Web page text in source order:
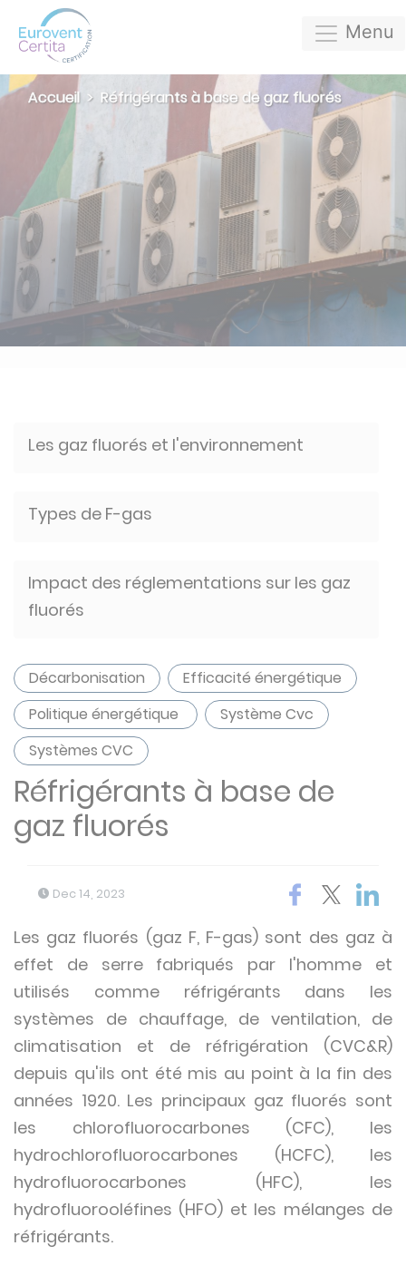
Menu
Accueil Réfrigérants à base de gaz fluorés
Les gaz fluorés et l'environnement
Types de F-gas
Impact des réglementations sur les gaz
fluorés
Décarbonisation
Efficacité énergétique
Politique énergétique
Système Cvc
Systèmes CVC
Réfrigérants à base de
gaz fluorés
Dec 14, 2023
Les gaz fluorés (gaz F, F-gas) sont des gaz à
effet de serre fabriqués par l'homme et
utilisés comme réfrigérants dans les
systèmes de chauffage, de ventilation, de
climatisation et de réfrigération (CVC&R)
depuis qu'ils ont été mis au point à la fin des
années 1920. Les principaux gaz fluorés sont
les chlorofluorocarbones (CFC), les
hydrochlorofluorocarbones (HCFC), les
hydrofluorocarbones (HFC), les
hydrofluorooléfines (HFO) et les mélanges de
réfrigérants.